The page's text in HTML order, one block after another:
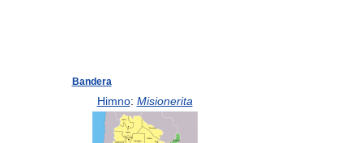
Bandera
Himno: Misionerita